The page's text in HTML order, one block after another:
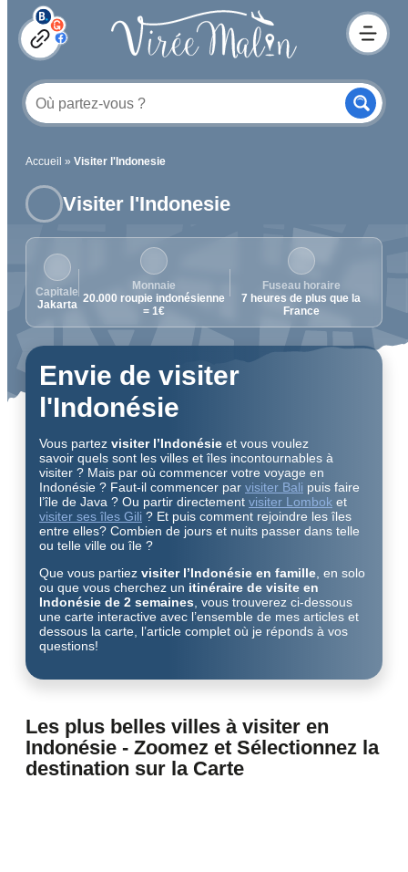
Accueil » Visiter l'Indonesie
Visiter l'Indonesie
Capitale
Jakarta
Monnaie
20.000 roupie indonésienne
= 1€
Fuseau horaire
7 heures de plus que la
France
Envie de visiter
l'Indonésie
Vous partez visiter l’Indonésie et vous voulez
savoir quels sont les villes et îles incontournables à
visiter ? Mais par où commencer votre voyage en
Indonésie ? Faut-il commencer par visiter Bali puis faire
l’île de Java ? Ou partir directement visiter Lombok et
visiter ses îles Gili ? Et puis comment rejoindre les îles
entre elles? Combien de jours et nuits passer dans telle
ou telle ville ou île ?
Que vous partiez visiter l’Indonésie en famille , en solo
ou que vous cherchez un itinéraire de visite en
Indonésie de 2 semaines , vous trouverez ci-dessous
une carte interactive avec l’ensemble de mes articles et
dessous la carte, l’article complet où je réponds à vos
questions!
Les plus belles villes à visiter en
Indonésie - Zoomez et Sélectionnez la
destination sur la Carte